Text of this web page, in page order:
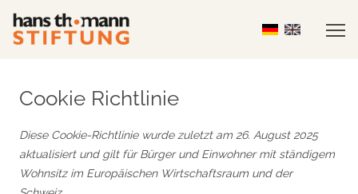
Cookie Richtlinie
Diese Cookie-Richtlinie wurde zuletzt am 26. August 2025
aktualisiert und gilt für Bürger und Einwohner mit ständigem
Wohnsitz im Europäischen Wirtschaftsraum und der